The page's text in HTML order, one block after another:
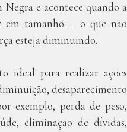
e acontece quando a
em tamanho – o que não
esteja diminuindo.
ideal para realizar ações
desaparecimento
exemplo, perda de peso,
eliminação de dívidas,